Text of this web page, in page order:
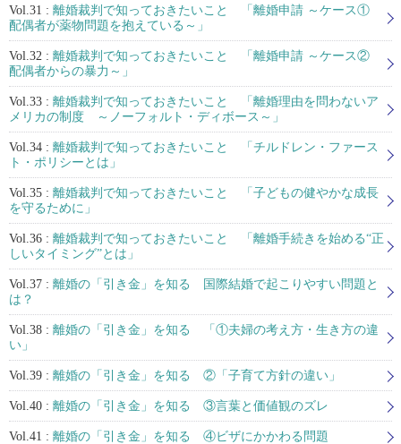
Vol.31 : 離婚裁判で知っておきたいこと 「離婚申請 ～ケース①
配偶者が薬物問題を抱えている～」
Vol.32 : 離婚裁判で知っておきたいこと 「離婚申請 ～ケース②
配偶者からの暴力～」
Vol.33 : 離婚裁判で知っておきたいこと 「離婚理由を問わないア
メリカの制度 ～ノーフォルト・ディボース～」
Vol.34 : 離婚裁判で知っておきたいこと 「チルドレン・ファース
ト・ポリシーとは」
Vol.35 : 離婚裁判で知っておきたいこと 「子どもの健やかな成長
を守るために」
Vol.36 : 離婚裁判で知っておきたいこと 「離婚手続きを始める“正
しいタイミング”とは」
Vol.37 : 離婚の「引き金」を知る 国際結婚で起こりやすい問題と
は？
Vol.38 : 離婚の「引き金」を知る 「①夫婦の考え方・生き方の違
い」
Vol.39 : 離婚の「引き金」を知る ②「子育て方針の違い」
Vol.40 : 離婚の「引き金」を知る ③言葉と価値観のズレ
Vol.41 : 離婚の「引き金」を知る ④ビザにかかわる問題